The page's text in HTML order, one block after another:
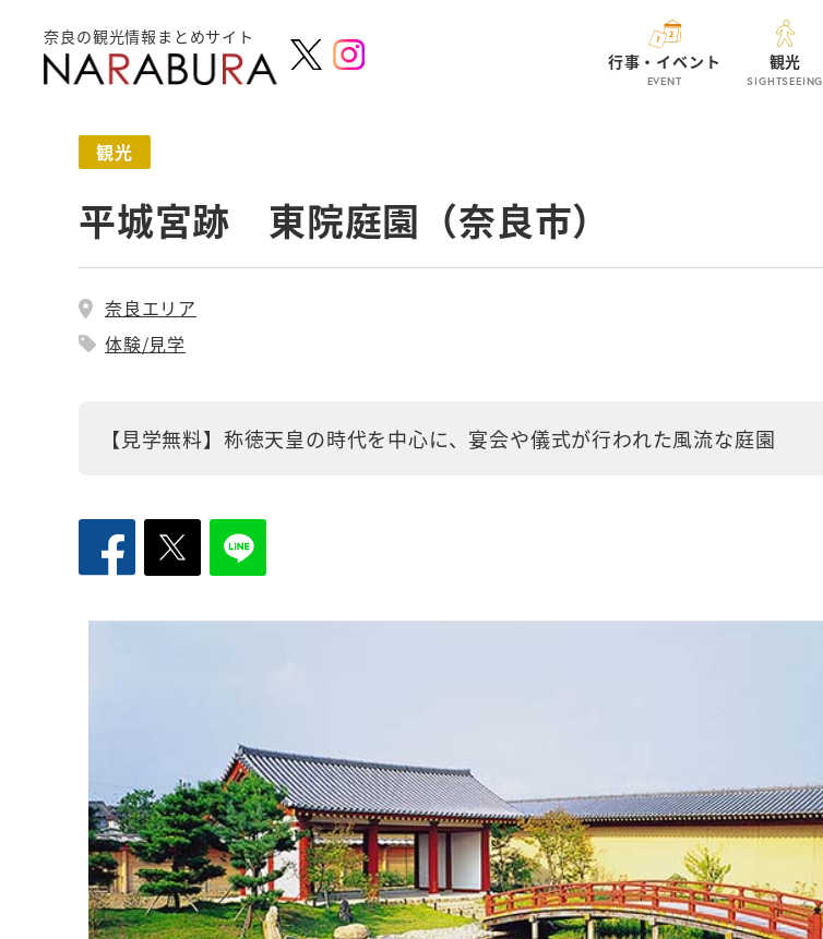
奈良の観光情報まとめサイト
行事・イベント
EVENT
観光
SIGHTSEEING
観光
平城宮跡 東院庭園（奈良市）
奈良エリア
体験/見学
【見学無料】称徳天皇の時代を中心に、宴会や儀式が行われた風流な庭園